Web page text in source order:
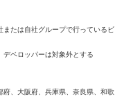
または自社グループで行っているビ
デベロッパーは対象外とする
府、大阪府、兵庫県、奈良県、和歌